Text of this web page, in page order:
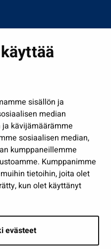
sisällön ja
median
kävijämäärämme
sosiaalisen median,
kumppaneillemme
Kumppanimme
tietoihin, joita olet
kun olet käyttänyt
evästeet